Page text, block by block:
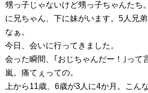
甥っ子じゃないけど甥っ子ちゃんたち
に兄ちゃん、下に妹がいます。5人兄
なぁ。
今日、会いに行ってきました。
会った瞬間、｢おじちゃんだー！｣って
嵐。痛てぇっての。
上から11歳、6歳が3人に4か月。こん